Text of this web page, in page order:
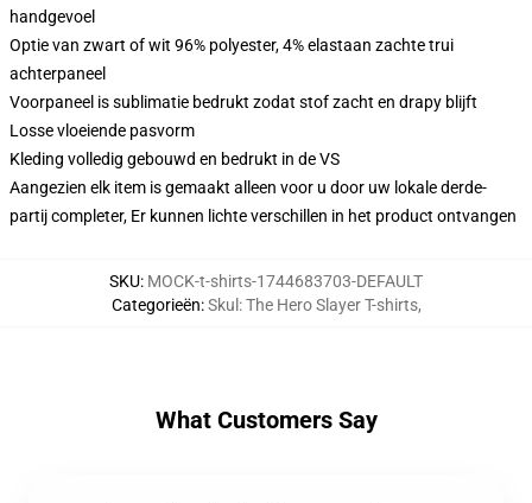
handgevoel
Optie van zwart of wit 96% polyester, 4% elastaan zachte trui
achterpaneel
Voorpaneel is sublimatie bedrukt zodat stof zacht en drapy blijft
Losse vloeiende pasvorm
Kleding volledig gebouwd en bedrukt in de VS
Aangezien elk item is gemaakt alleen voor u door uw lokale derde-
partij completer, Er kunnen lichte verschillen in het product ontvangen
SKU: MOCK-t-shirts-1744683703-DEFAULT
Categorieën:Skul: The Hero Slayer T-shirts,
What Customers Say